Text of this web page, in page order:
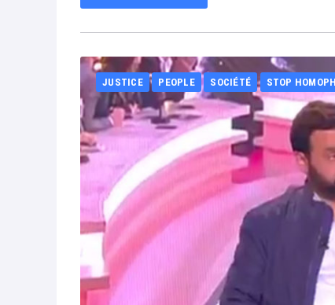
JUSTICE PEOPLE SOCIÉTÉ STOP